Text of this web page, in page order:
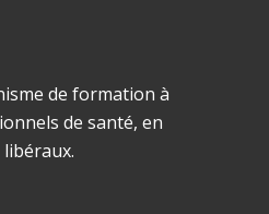
de formation à
de santé, en